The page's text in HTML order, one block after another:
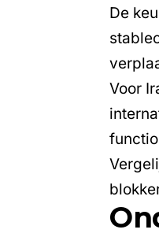
De
Voor